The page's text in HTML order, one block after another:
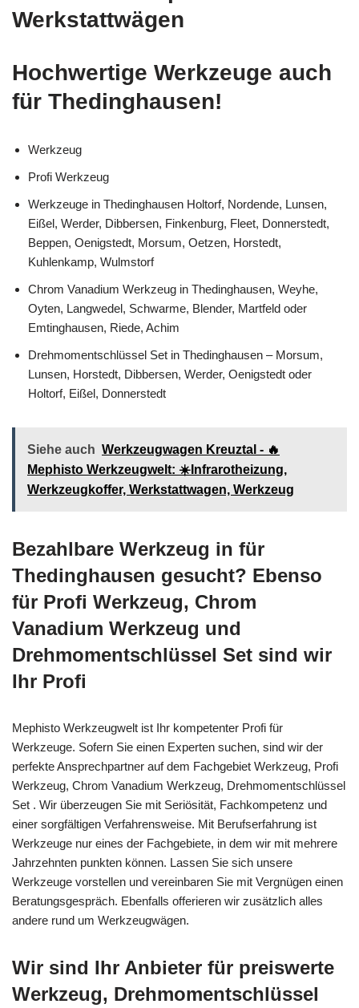
Werkstattwägen
Hochwertige Werkzeuge auch
für Thedinghausen!
Werkzeug
Profi Werkzeug
Werkzeuge in Thedinghausen Holtorf, Nordende, Lunsen,
Eißel, Werder, Dibbersen, Finkenburg, Fleet, Donnerstedt,
Beppen, Oenigstedt, Morsum, Oetzen, Horstedt,
Kuhlenkamp, Wulmstorf
Chrom Vanadium Werkzeug in Thedinghausen, Weyhe,
Oyten, Langwedel, Schwarme, Blender, Martfeld oder
Emtinghausen, Riede, Achim
Drehmomentschlüssel Set in Thedinghausen – Morsum,
Lunsen, Horstedt, Dibbersen, Werder, Oenigstedt oder
Holtorf, Eißel, Donnerstedt
Siehe auch Werkzeugwagen Kreuztal - 🔥
Mephisto Werkzeugwelt: ☀️Infrarotheizung,
Werkzeugkoffer, Werkstattwagen, Werkzeug
Bezahlbare Werkzeug in für
Thedinghausen gesucht? Ebenso
für Profi Werkzeug, Chrom
Vanadium Werkzeug und
Drehmomentschlüssel Set sind wir
Ihr Profi
Mephisto Werkzeugwelt ist Ihr kompetenter Profi für
Werkzeuge. Sofern Sie einen Experten suchen, sind wir der
perfekte Ansprechpartner auf dem Fachgebiet Werkzeug, Profi
Werkzeug, Chrom Vanadium Werkzeug, Drehmomentschlüssel
Set . Wir überzeugen Sie mit Seriösität, Fachkompetenz und
einer sorgfältigen Verfahrensweise. Mit Berufserfahrung ist
Werkzeuge nur eines der Fachgebiete, in dem wir mit mehrere
Jahrzehnten punkten können. Lassen Sie sich unsere
Werkzeuge vorstellen und vereinbaren Sie mit Vergnügen einen
Beratungsgespräch. Ebenfalls offerieren wir zusätzlich alles
andere rund um Werkzeugwägen.
Wir sind Ihr Anbieter für preiswerte
Werkzeug, Drehmomentschlüssel